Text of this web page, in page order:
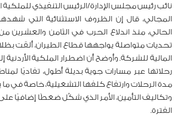
نائب رئيس مجلس الإدارة/الرئيس التنفيذي للملكية
المجالي، قال إن الظروف الاستثنائية التي
الحالي، منذ اندلاع الحرب في الثامن والعشرين
تحديات متواصلة يواجهها قطاع الطيران، ألقت
المالية للشركة. وأوضح أن اضطرار الملكية
رحلاتها عبر مسارات جوية بديلة أطول، تفاديًا
مدة الرحلات وارتفاع كلفها التشغيلية، خاصة في
وتكاليف التأمين، الأمر الذي شكّل ضغطًا إضافيًا
الفترة.